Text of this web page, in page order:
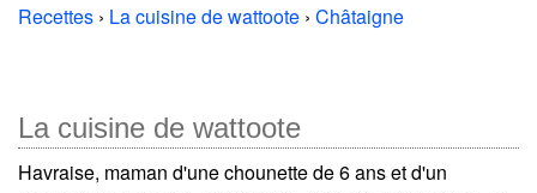
Recettes › La cuisine de wattoote › Châtaigne
La cuisine de wattoote
Havraise, maman d'une chounette de 6 ans et d'un